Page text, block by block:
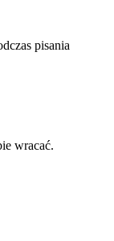
pisania
wracać.